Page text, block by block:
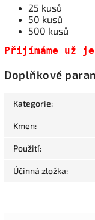
25 kusů
50 kusů
500 kusů
Přijímáme už
Doplňkové
Kategorie:
Kmen:
Použití:
Účinná zložka: